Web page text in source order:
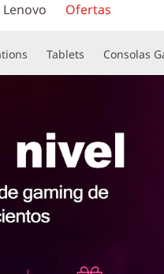
Ofertas
Tablets Consolas